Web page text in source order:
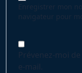
Enregistrer mon
navigateur pour
Prévenez-moi
e-mail.